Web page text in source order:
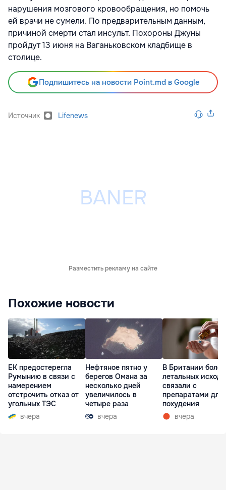
нарушения мозгового кровообращения, но помочь
ей врачи не сумели. По предварительным данным,
причиной смерти стал инсульт. Похороны Джуны
пройдут 13 июня на Ваганьковском кладбище в
столице.
Подпишитесь на новости Point.md в Google
Источник Lifenews
Разместить рекламу на сайте
Похожие новости
ЕК предостерегла
Румынию в связи с
намерением
отстрочить отказ от
угольных ТЭС
вчера
Нефтяное пятно у
берегов Омана за
несколько дней
увеличилось в
четыре раза
вчера
В Британии
летальных
связали с
препаратами для
похудения
вчера